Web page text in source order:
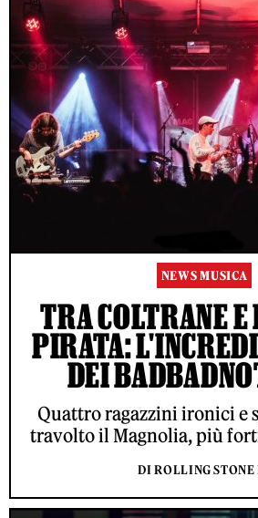
NEWS MUSICA
TRA COLTRANE
PIRATA:
DEI
Quattro ragazzini ironici e
travolto il Magnolia, più
DI ROLLING STONE